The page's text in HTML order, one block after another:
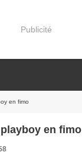
Publicité
en fimo
en fimo